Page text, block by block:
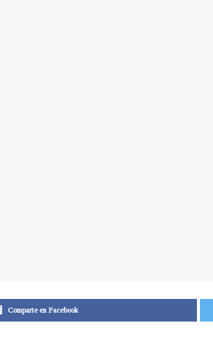
Comparte en Facebook